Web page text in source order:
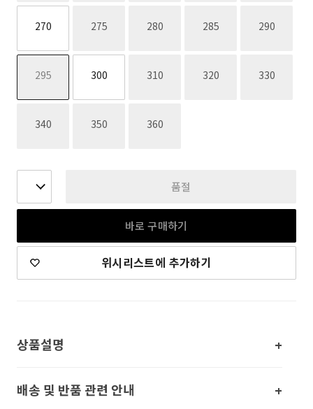
270 275재고없음 280재고없음 285재고없음 290재고없음
295재고없음 300 310재고없음 320재고없음 330재고없음
340재고없음 350재고없음 360재고없음
품절
바로 구매하기
위시리스트에 추가하기
상품설명
배송 및 반품 관련 안내